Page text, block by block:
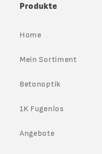
Produkte
Home
Mein Sortiment
Betonoptik
1K Fugenlos
Angebote